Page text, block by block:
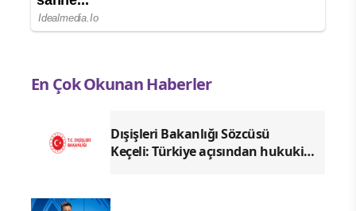
En Çok Okunan Haberler
Dışişleri Bakanlığı Sözcüsü
Keçeli: Türkiye açısından hukuki